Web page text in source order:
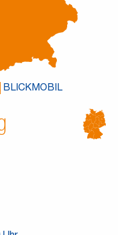
BLICKMOBIL